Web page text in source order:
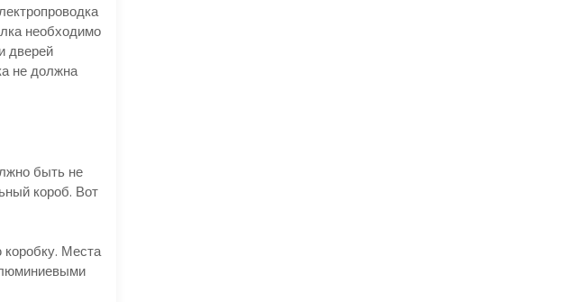
необходимо
дверей
не должна
быть не
короб. Вот
Места